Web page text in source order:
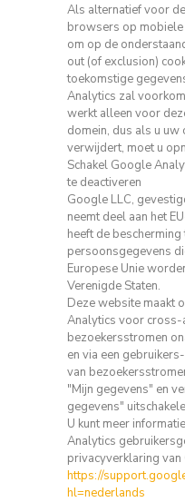
Als alternatief voor
browsers op
om op de
out (of exclusion)
toekomstige
Analytics zal
werkt alleen voor
domein, dus als u
verwijdert, moet u
Schakel Google
te deactiveren
Google LLC,
neemt deel aan het
heeft de
persoonsgegevens
Europese Unie
Verenigde Staten.
Deze website maakt
Analytics voor cross-
bezoekersstromen
en via een
van
"Mijn gegevens" en
gegevens"
U kunt meer
Analytics
privacyverklaring van
https://
hl=nederlands